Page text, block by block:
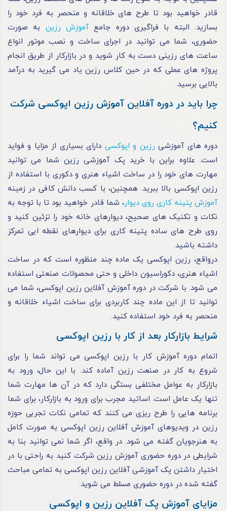
قادر خواهید بود تا طرح های خلاقانه و منحصر به فرد خود را
بسازید. البته با فراگیری دوره جامعآموزش رزین به صورت
حضوری، شما می توانید در اجرای ساخت و نصب موتور انواع
ساعت های رزینی دست به کار شوید و در بازارکار از طریق انجام
پروژه های عملی که در حین کلاس رزین یاد می گیرید به درآمد
بالایی برسید.
چرا باید در دوره آفلاین آموزش رزین اپوکسی شرکت
کنیم؟
دوره های آموزشی رزین و اپوکسی دارای بسیاری از مزایا و فواید
است. علاوه براین با خرید پک آموزشی رزین شما می توانید
مهارت های خود را در ساخت اشیاء هنری و دکوری با استفاده از
رزین اپوکسی بالا ببرید. همچنین، با کسب دانش کافی در زمینه
آموزش پتینه کاری روی دیوار، شما قادر خواهید بود تا با توجه به
نکات و تکنیک های صحیح، دیوارهای خانه‌ خود را تزئین کنید و
روی طرح ‌های ساده‌ پتینه کاری برای دیوارهای نقطه‌ ایی تمرکز
داشته باشید.
درواقع، رزین اپوکسی یک ماده چند منظوره است که در ساخت
اشیاء هنری، دکوراسیون داخلی و حتی محصولات صنعتی استفاده
می شود. با شرکت در دوره آموزش آفلاین رزین اپوکسی، شما می
توانید تا از این ماده چند کاربردی برای ساخت اشیاء خلاقانه و
منحصر به فرد خود استفاده کنید.
شرایط بازارکار بعد از کار با رزین اپوکسی
اتمام دوره آموزش کار با رزین اپوکسی می ‌تواند شما را برای
شروع به کار در صنعت رزین آماده کند. با این حال، ورود به
بازارکار به عوامل مختلفی بستگی دارد که در آن ها مهارت شما
تنها یک عامل است. اساتید مجرب برای ورود به بازارکار، برای شما
برنامه هایی را طرح ریزی می کنند که تمامی نکات تجربی حوزه
رزین در ویدیوهای آموزش آفلاین رزین اپوکسی به صورت کامل
به هنرجویان گفته می شود. در واقع، اگر شما نمی توانید بنا به
شرایطی در دوره حضوری آموزش رزین شرکت کنید به راحتی با در
اختیار داشتن پک آموزشی آفلاین رزین اپوکسی به تمامی مباحث
گفته شده در دوره حضوری مسلط می شوید.
مزایای آموزش پک آفلاین رزین و اپوکسی